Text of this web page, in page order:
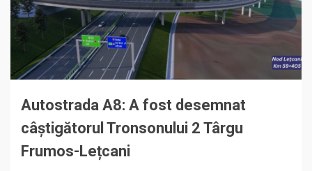
Autostrada A8: A fost desemnat
câștigătorul Tronsonului 2 Târgu
Frumos-Lețcani